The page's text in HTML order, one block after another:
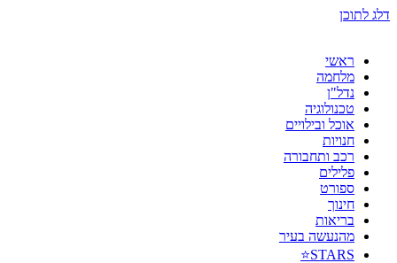
דלג לתוכן
ראשי
מלחמה
נדל"ן
טכנולוגיה
אוכל ובילויים
חנויות
רכב ותחבורה
פלילים
ספורט
חינוך
בריאות
מהנעשה בעיר
STARS⭐